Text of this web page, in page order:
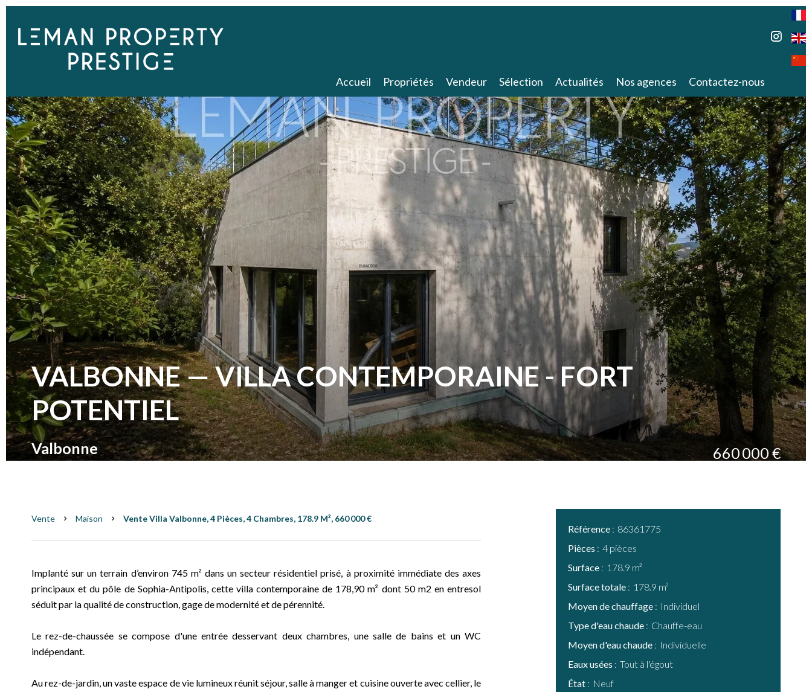
Accueil Propriétés Vendeur Sélection Actualités Nos agences Contactez-nous
VALBONNE — VILLA CONTEMPORAINE - FORT
POTENTIEL
Valbonne 660 000 €
Vente Maison Vente Villa Valbonne, 4 Pièces, 4 Chambres, 178.9 M², 660 000 €
Implanté sur un terrain d’environ 745 m² dans un secteur résidentiel prisé, à proximité immédiate des axes
principaux et du pôle de Sophia-Antipolis, cette villa contemporaine de 178,90 m² dont 50 m2 en entresol
séduit par la qualité de construction, gage de modernité et de pérennité.
Le rez-de-chaussée se compose d'une entrée desservant deux chambres, une salle de bains et un WC
indépendant.
Au rez-de-jardin, un vaste espace de vie lumineux réunit séjour, salle à manger et cuisine ouverte avec cellier, le
Référence
86361775
Pièces
4 pièces
Surface
178.9 m²
Surface totale
178.9 m²
Moyen de chauffage
Individuel
Type d'eau chaude
Chauffe-eau
Moyen d'eau chaude
Individuelle
Eaux usées
Tout à l'égout
État
Neuf